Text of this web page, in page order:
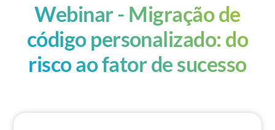
Eventos
Webinar - Migração de
código personalizado: do
risco ao fator de sucesso